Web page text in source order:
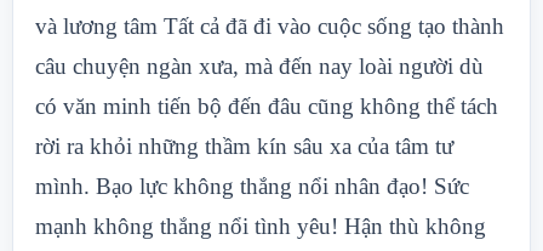
và lương tâm Tất cả đã đi vào cuộc sống tạo thành
câu chuyện ngàn xưa, mà đến nay loài người dù
có văn minh tiến bộ đến đâu cũng không thể tách
rời ra khỏi những thầm kín sâu xa của tâm tư
mình. Bạo lực không thắng nổi nhân đạo! Sức
mạnh không thắng nổi tình yêu! Hận thù không